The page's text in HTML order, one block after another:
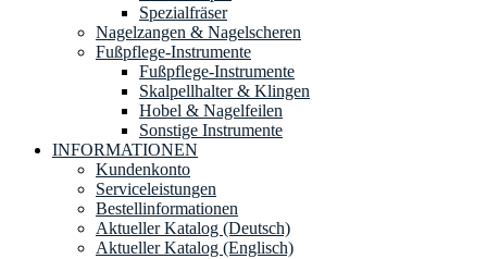
Spezialfräser
Nagelzangen & Nagelscheren
Fußpflege-Instrumente
Fußpflege-Instrumente
Skalpellhalter & Klingen
Hobel & Nagelfeilen
Sonstige Instrumente
INFORMATIONEN
Kundenkonto
Serviceleistungen
Bestellinformationen
Aktueller Katalog (Deutsch)
Aktueller Katalog (Englisch)